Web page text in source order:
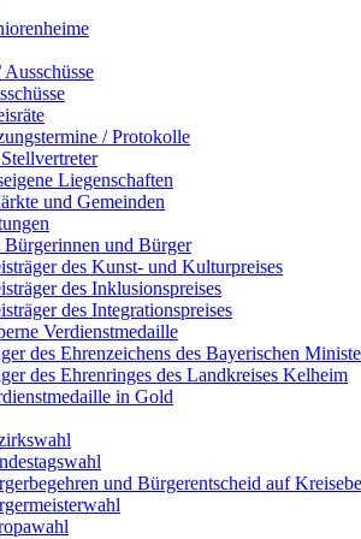
/ Protokolle
Liegenschaften
und Gemeinden
Bürgerinnen und Bürger
des Kunst- und Kulturpreises
des Inklusionspreises
des Integrationspreises
Verdienstmedaille
des Ehrenzeichens des Bayerischen
des Ehrenringes des Landkreises Kelheim
in Gold
und Bürgerentscheid auf